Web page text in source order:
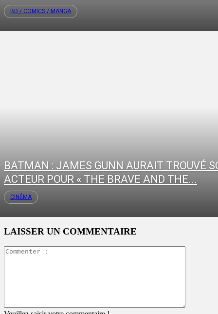
BD / COMICS / MANGA
BATMAN : JAMES GUNN AURAIT TROUVÉ
ACTEUR POUR « THE BRAVE AND THE...
CINÉMA
LAISSER UN COMMENTAIRE